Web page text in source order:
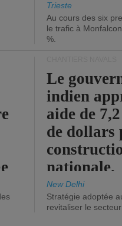
diminue.
Trieste
Au cours des six
le trafic à
%.
Le
indien
aide de
de dollars
nationale.
New Delhi
Stratégie adoptée
revitaliser le secteur